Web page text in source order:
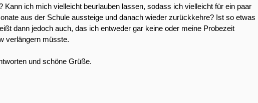
Kann ich mich vielleicht beurlauben lassen, sodass ich vielleicht für ein paar
aus der Schule aussteige und danach wieder zurückkehre? Ist so etwas
dann jedoch auch, das ich entweder gar keine oder meine Probezeit
verlängern müsste.
und schöne Grüße.